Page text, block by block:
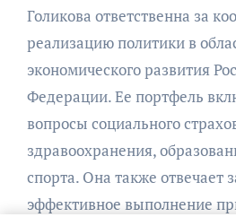
Голикова ответственна за
реализацию политики в
экономического развития
Федерации. Ее портфель
вопросы социального
здравоохранения,
спорта. Она также отвечает
эффективное выполнение